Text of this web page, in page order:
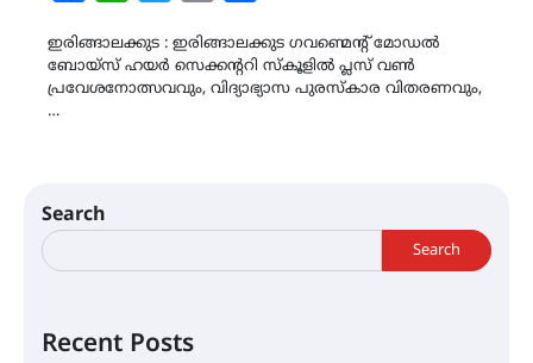
ഇരിങ്ങാലക്കുട : ഇരിങ്ങാലക്കുട ഗവണ്മെന്‍റ് മോഡൽ
ബോയ്സ് ഹയർ സെക്കന്‍ററി സ്കൂളിൽ പ്ലസ് വൺ
പ്രവേശനോത്സവവും, വിദ്യാഭ്യാസ പുരസ്‌കാര വിതരണവും,
…
Search
Search
Recent Posts